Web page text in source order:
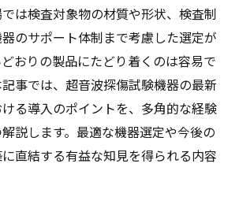
は検査対象物の材質や形状、検査制
のサポート体制まで考慮した選定が
おりの製品にたどり着くのは容易で
事では、超音波探傷試験機器の最新
る導入のポイントを、多角的な経験
説します。最適な機器選定や今後の
直結する有益な知見を得られる内容